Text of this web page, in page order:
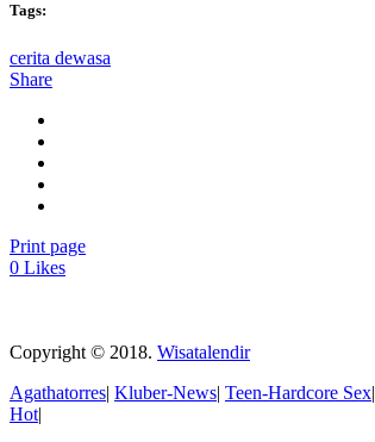
Tags:
cerita dewasa
Share
Print page
0 Likes
Copyright © 2018. Wisatalendir
Agathatorres| Kluber-News| Teen-Hardcore Sex|
Hot|